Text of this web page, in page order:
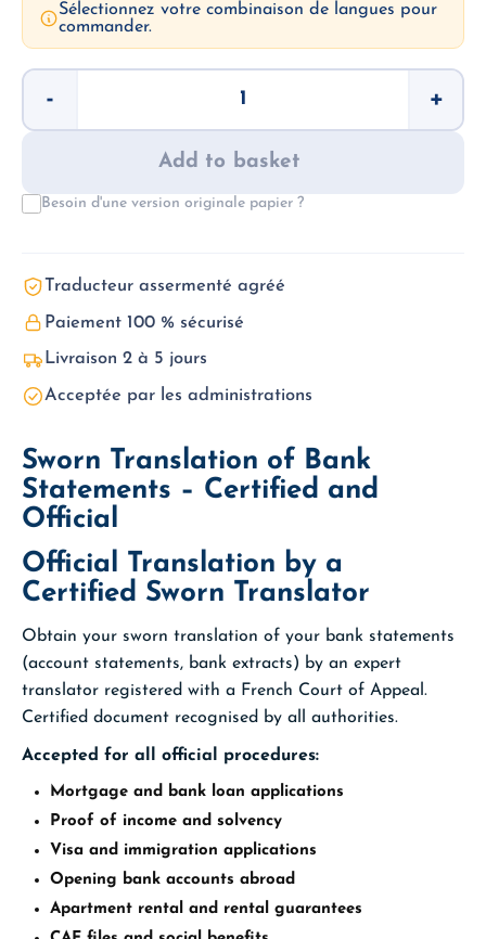
Sélectionnez votre combinaison de langues pour
commander.
-
Translation
+
Add to basket
Besoin d'une version originale papier ?
Traducteur assermenté agréé
Paiement 100 % sécurisé
Livraison 2 à 5 jours
Acceptée par les administrations
Sworn Translation of Bank
Statements – Certified and
Official
Official Translation by a
Certified Sworn Translator
Obtain your sworn translation of your bank statements
(account statements, bank extracts) by an expert
translator registered with a French Court of Appeal.
Certified document recognised by all authorities.
Accepted for all official procedures:
Mortgage and bank loan applications
Proof of income and solvency
Visa and immigration applications
Opening bank accounts abroad
Apartment rental and rental guarantees